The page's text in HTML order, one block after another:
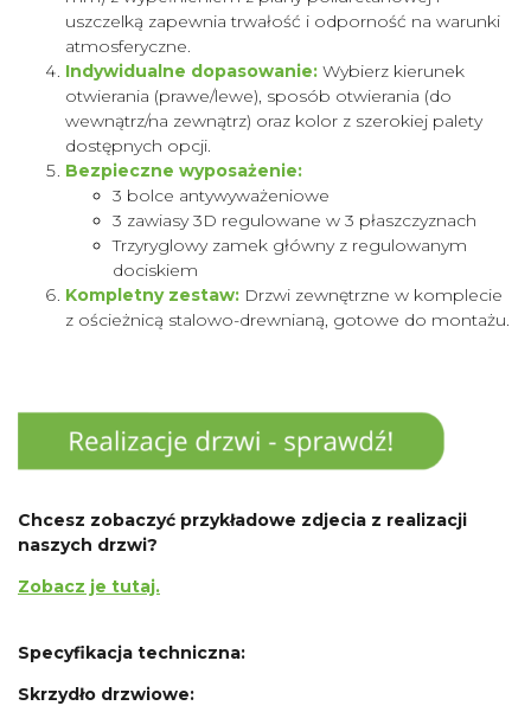
uszczelką zapewnia trwałość i odporność na warunki
atmosferyczne.
Indywidualne dopasowanie: Wybierz kierunek
otwierania (prawe/lewe), sposób otwierania (do
wewnątrz/na zewnątrz) oraz kolor z szerokiej palety
dostępnych opcji.
Bezpieczne wyposażenie:
3 bolce antywyważeniowe
3 zawiasy 3D regulowane w 3 płaszczyznach
Trzyryglowy zamek główny z regulowanym
dociskiem
Kompletny zestaw: Drzwi zewnętrzne w komplecie
z ościeżnicą stalowo-drewnianą, gotowe do montażu.
Chcesz zobaczyć przykładowe zdjecia z realizacji
naszych drzwi?
Zobacz je tutaj.
Specyfikacja techniczna:
Skrzydło drzwiowe: